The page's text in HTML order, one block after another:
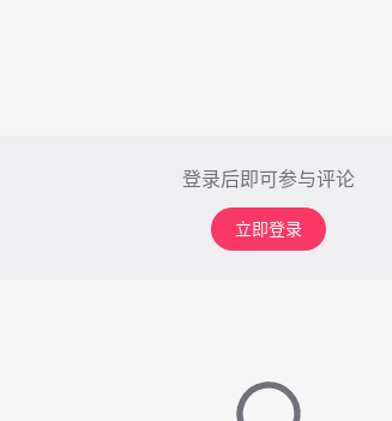
登录后即可参与评论
立即登录